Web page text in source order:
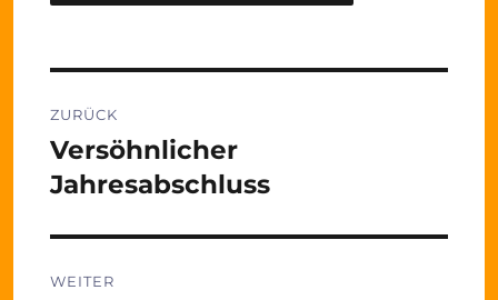
ZURÜCK
Vorheriger
Beitrag:
Versöhnlicher
Jahresabschluss
WEITER